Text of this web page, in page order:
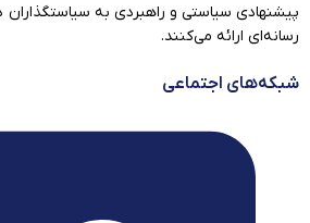
پیشنهادی سیاستی و راهبردی به
رسانه‌ای ارائه می‌کنند.
شبکه‌های اجتماعی